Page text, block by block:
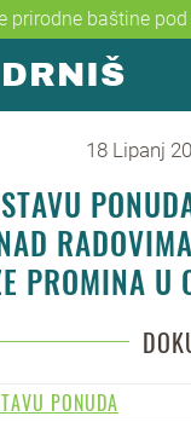
prirodne baštine
18 Lipanj
PROMINA U
PONUDA